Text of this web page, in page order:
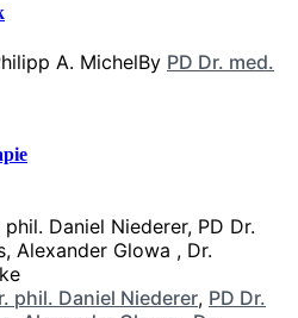
By PD Dr. med.
phil. Daniel Niederer, PD Dr.